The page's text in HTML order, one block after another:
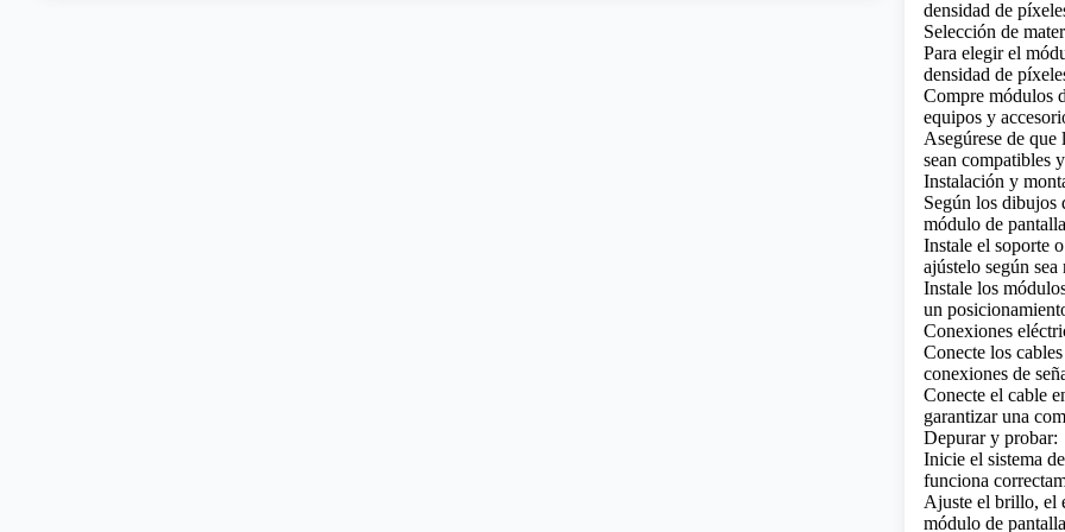
densidad de
Selección de
Para elegir el
densidad de
Compre módulos
equipos y
Asegúrese de
sean compatibles
Instalación y
Según los dibujos
módulo de
Instale el soporte
ajústelo según sea
Instale los
un
Conexiones
Conecte los
conexiones de
Conecte el cable
garantizar una
Depurar y probar:
Inicie el sistema
funciona
Ajuste el brillo, el
módulo de